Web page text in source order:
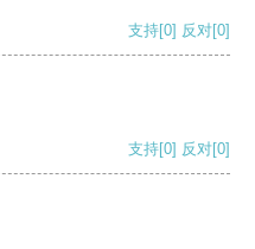
支持[0] 反对[0]
支持[0] 反对[0]